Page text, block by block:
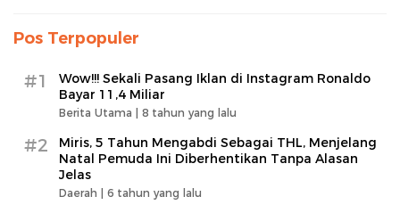
Pos Terpopuler
#1
Wow!!! Sekali Pasang Iklan di Instagram Ronaldo
Bayar 11,4 Miliar
Berita Utama | 8 tahun yang lalu
#2
Miris, 5 Tahun Mengabdi Sebagai THL, Menjelang
Natal Pemuda Ini Diberhentikan Tanpa Alasan
Jelas
Daerah | 6 tahun yang lalu